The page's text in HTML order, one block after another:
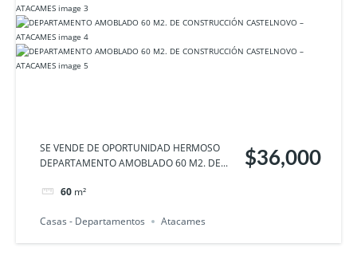
SE VENDE DE OPORTUNIDAD HERMOSO
DEPARTAMENTO AMOBLADO 60 M2. DE...
60 m²
$36,000
Casas - Departamentos Atacames